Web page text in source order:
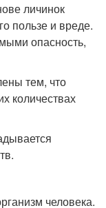
личинок
пользе и вреде.
опасность,
тем, что
количествах
человека.